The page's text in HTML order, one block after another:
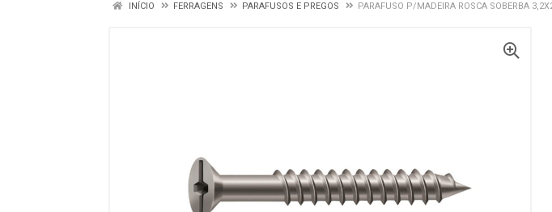
INÍCIO FERRAGENS PARAFUSOS E PREGOS PARAFUSO P/MADEIRA ROSCA SOBERBA